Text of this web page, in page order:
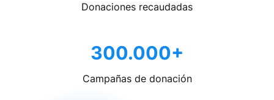
Donaciones recaudadas
300.000+
Campañas de donación